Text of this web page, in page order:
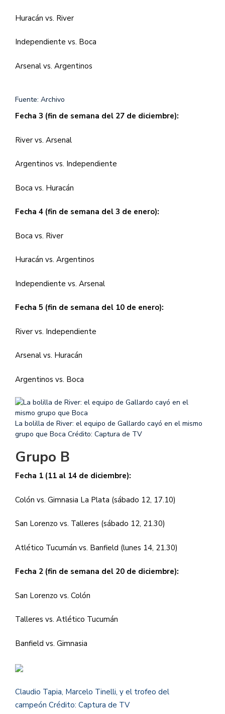
Huracán vs. River
Independiente vs. Boca
Arsenal vs. Argentinos
Fuente: Archivo
Fecha 3 (fin de semana del 27 de diciembre):
River vs. Arsenal
Argentinos vs. Independiente
Boca vs. Huracán
Fecha 4 (fin de semana del 3 de enero):
Boca vs. River
Huracán vs. Argentinos
Independiente vs. Arsenal
Fecha 5 (fin de semana del 10 de enero):
River vs. Independiente
Arsenal vs. Huracán
Argentinos vs. Boca
La bolilla de River: el equipo de Gallardo cayó en el mismo
grupo que Boca Crédito: Captura de TV
Grupo B
Fecha 1 (11 al 14 de diciembre):
Colón vs. Gimnasia La Plata (sábado 12, 17.10)
San Lorenzo vs. Talleres (sábado 12, 21.30)
Atlético Tucumán vs. Banfield (lunes 14, 21.30)
Fecha 2 (fin de semana del 20 de diciembre):
San Lorenzo vs. Colón
Talleres vs. Atlético Tucumán
Banfield vs. Gimnasia
Claudio Tapia, Marcelo Tinelli, y el trofeo del
campeón Crédito: Captura de TV